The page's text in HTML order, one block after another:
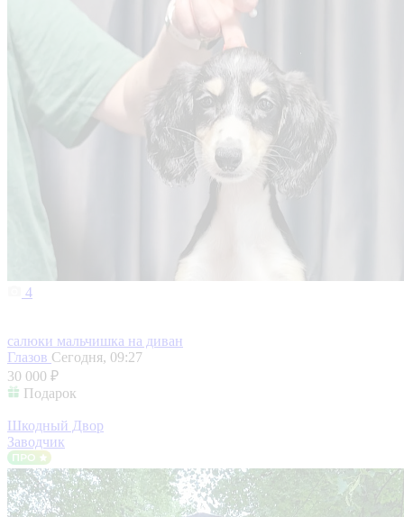
4
салюки мальчишка на диван
Глазов Сегодня, 09:27
30 000 ₽
Подарок
Шкодный Двор
Заводчик